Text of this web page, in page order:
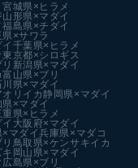
宮城県×ヒラメ
山形県×マダイ
福島県×チダイ
県×サワラ
千葉県×ヒラメ
東京都×シロギス
新潟県×マダイ
富山県×ブリ
川県×マダイ
リイカ 静岡県×マダイ
県×マダイ
重県×ヒラメ
大阪府×マダイ
×マダイ兵庫県×マダコ
鳥取県×ケンサキイカ
岡山県×マダイ
広島県×ブリ